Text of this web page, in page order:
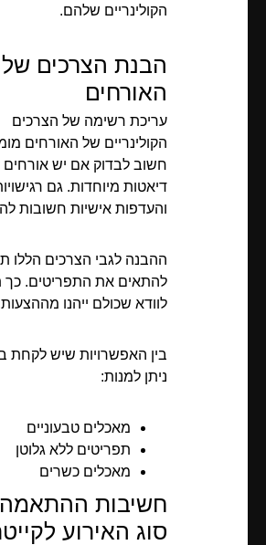
הקולינריים שלהם.
הבנת הצרכים של
האורחים
עריכת רשימה של הצרכים
הקולינריים של האורחים
חשוב לבדוק אם יש
דיאטות מיוחדות. גם
והעדפות אישיות חשובות
ההבנה לגבי הצרכים הללו
להתאים את התפריטים. כך
לוודא שכולם ייהנו
בין האפשרויות שיש לקחת
ניתן למנות:
מאכלים טבעוניים
תפריטים ללא גלוטן
מאכלים כשרים
חשיבות ההתאמה
סוג האירוע